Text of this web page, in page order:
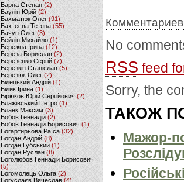
Барна Степан (2)
Баулін Юрій (2)
Бахматюк Олег (91)
Бахтеєва Тетяна(55)
Бачун Олег (3)
Бейлін Михайло (1)
Бережна Ірина(12)
Береза Борислав(2)
Березенко Сергій (7)
Березкін Станіслав (5)
Березюк Олег(2)
Білецький Андрій (1)
Білик Ірина (1)
Бірюков Юрій Сергійович (2)
Блажівський Петро (1)
Бланк Максим(3)
Бобов Геннадій (2)
Бобов Геннадій Борисович (1)
Богартирьова Раїса (32)
Богдан Андрій(8)
Богдан Губський (1)
Богдан Руслан(8)
Боголюбов Геннадій Борисович
(5)
Богомолець Ольга (2)
Богуслаєв Вячеслав (4)
No
RSS feed
Sorry, the
ТАКОЖ
Мажор-